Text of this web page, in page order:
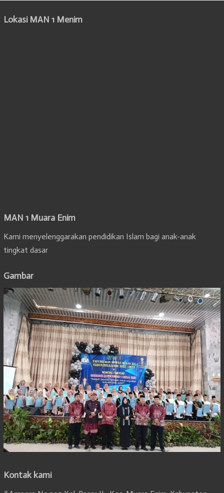
Lokasi MAN 1 Menim
MAN 1 Muara Enim
Kami menyelenggarakan pendidikan Islam bagi anak-anak
tingkat dasar
Gambar
Kontak kami